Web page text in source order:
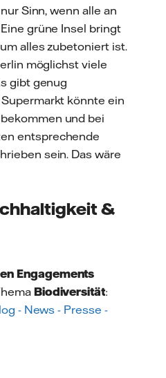
Sinn, wenn alle an
grüne Insel bringt
alles zubetoniert ist.
möglichst viele
gibt genug
könnte ein
und bei
entsprechende
sein. Das wäre
&
Engagements
Biodiversität:
- News - Presse -